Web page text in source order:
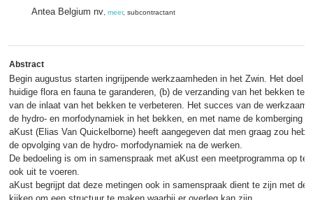
Antea Belgium nv meer, subcontractant
Abstract
Begin augustus starten ingrijpende werkzaamheden in het Zwin. Het doel
huidige flora en fauna te garanderen, (b) de verzanding van het bekken
van de inlaat van het bekken te verbeteren. Het succes van de
de hydro- en morfodynamiek in het bekken, en met name de komberging
aKust (Elias Van Quickelborne) heeft aangegeven dat men graag zou
de opvolging van de hydro- morfodynamiek na de werken.
De bedoeling is om in samenspraak met aKust een meetprogramma op te
ook uit te voeren.
aKust begrijpt dat deze metingen ook in samenspraak dient te zijn met de